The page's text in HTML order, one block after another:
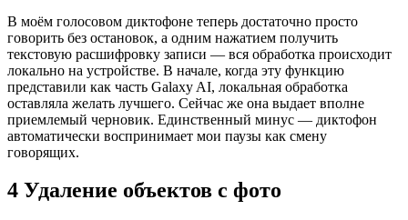
В моём голосовом диктофоне теперь достаточно просто
говорить без остановок, а одним нажатием получить
текстовую расшифровку записи — вся обработка происходит
локально на устройстве. В начале, когда эту функцию
представили как часть Galaxy AI, локальная обработка
оставляла желать лучшего. Сейчас же она выдает вполне
приемлемый черновик. Единственный минус — диктофон
автоматически воспринимает мои паузы как смену
говорящих.
4 Удаление объектов с фото